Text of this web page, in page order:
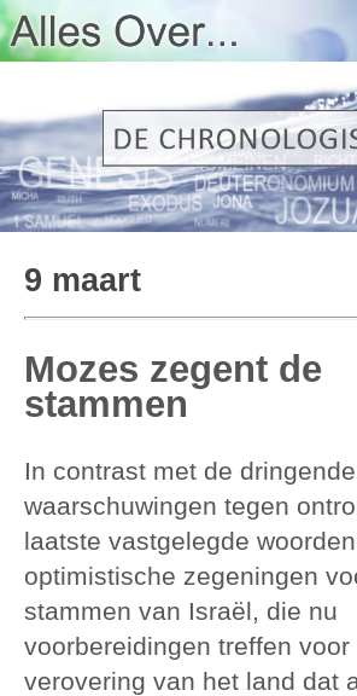
9 maart
Mozes zegent de
stammen
In contrast met de dringende
waarschuwingen tegen
laatste vastgelegde
optimistische zegeningen
stammen van Israël, die nu
voorbereidingen treffen voor
verovering van het land dat